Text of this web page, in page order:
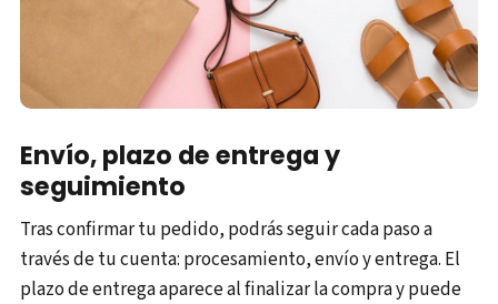
Envío, plazo de entrega y
seguimiento
Tras confirmar tu pedido, podrás seguir cada paso a
través de tu cuenta: procesamiento, envío y entrega. El
plazo de entrega aparece al finalizar la compra y puede